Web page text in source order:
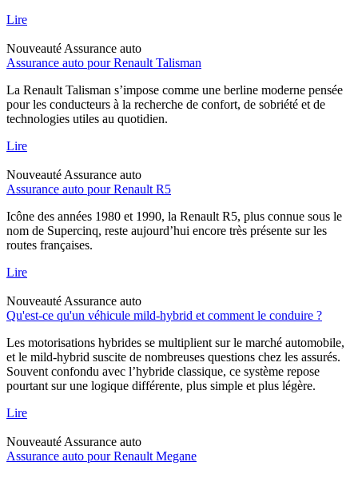
Lire
Nouveauté Assurance auto
Assurance auto pour Renault Talisman
La Renault Talisman s’impose comme une berline moderne pensée
pour les conducteurs à la recherche de confort, de sobriété et de
technologies utiles au quotidien.
Lire
Nouveauté Assurance auto
Assurance auto pour Renault R5
Icône des années 1980 et 1990, la Renault R5, plus connue sous le
nom de Supercinq, reste aujourd’hui encore très présente sur les
routes françaises.
Lire
Nouveauté Assurance auto
Qu'est-ce qu'un véhicule mild-hybrid et comment le conduire ?
Les motorisations hybrides se multiplient sur le marché automobile,
et le mild-hybrid suscite de nombreuses questions chez les assurés.
Souvent confondu avec l’hybride classique, ce système repose
pourtant sur une logique différente, plus simple et plus légère.
Lire
Nouveauté Assurance auto
Assurance auto pour Renault Megane